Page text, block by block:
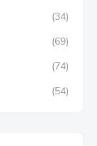
(34)
(69)
(74)
(54)